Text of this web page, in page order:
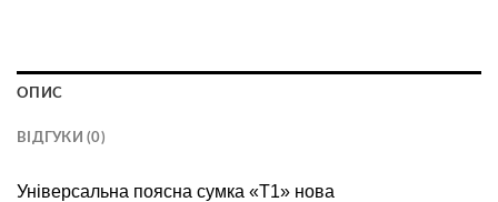
ОПИС
ВІДГУКИ (0)
Універсальна поясна сумка «Т1» нова